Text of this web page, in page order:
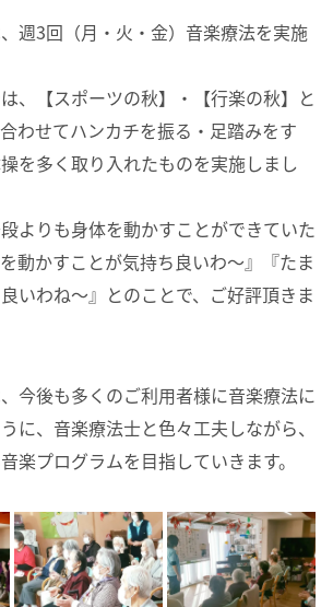
週3回（月・火・金）音楽療法を実施
、【スポーツの秋】・【行楽の秋】と
わせてハンカチを振る・足踏みをす
を多く取り入れたものを実施しまし
よりも身体を動かすことができていた
動かすことが気持ち良いわ～』『たま
いわね～』とのことで、ご好評頂きま
今後も多くのご利用者様に音楽療法に
に、音楽療法士と色々工夫しながら、
楽プログラムを目指していきます。